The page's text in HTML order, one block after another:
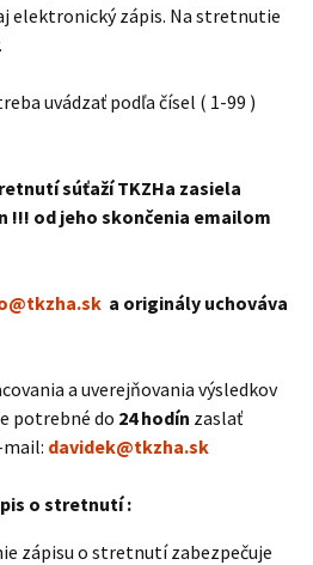
elektronický zápis. Na stretnutie
uvádzať podľa čísel ( 1-99 )
súťaží TKZHa zasiela
!!! od jeho skončenia emailom
a originály uchováva
a uverejňovania výsledkov
potrebné do 24 hodín zaslať
mail: davidek@tkzha.sk
o stretnutí :
zápisu o stretnutí zabezpečuje